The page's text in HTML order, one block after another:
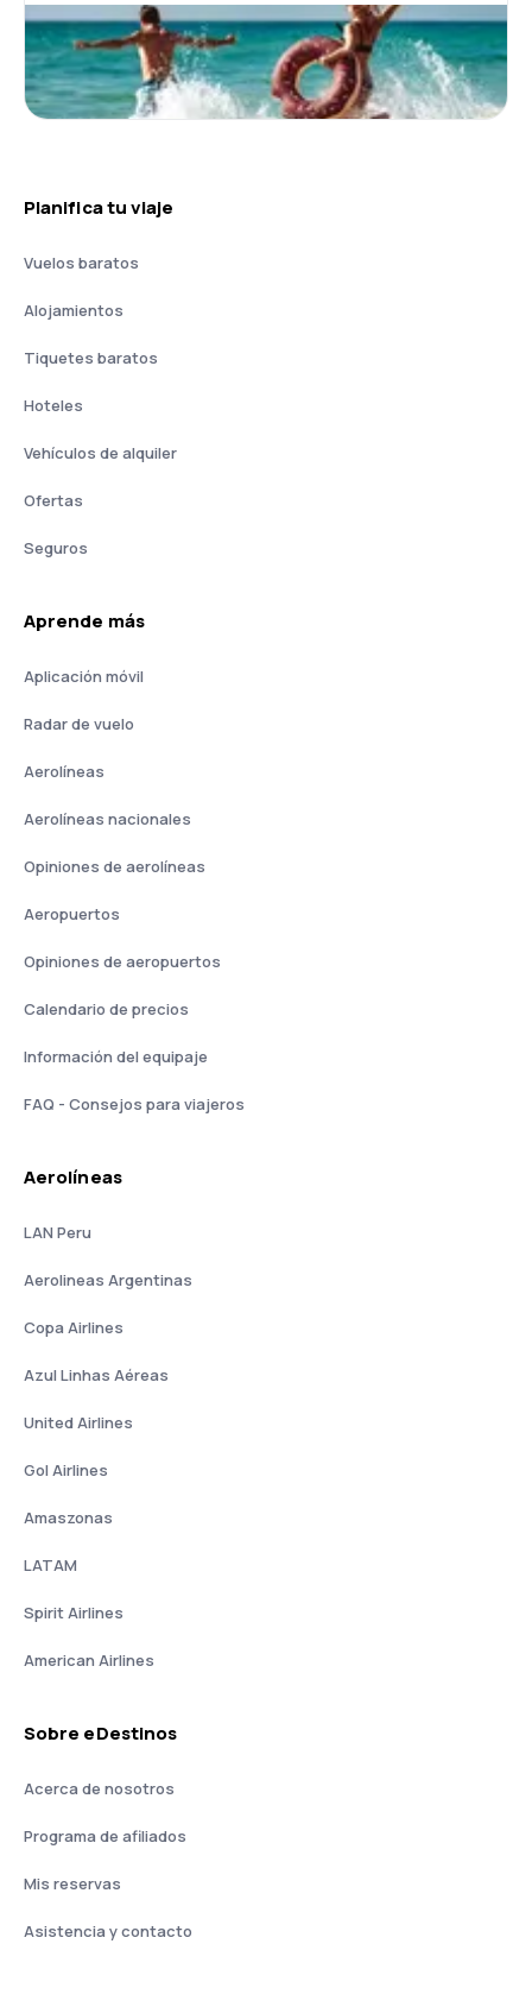
Planifica tu viaje
Vuelos baratos
Alojamientos
Tiquetes baratos
Hoteles
Vehículos de alquiler
Ofertas
Seguros
Aprende más
Aplicación móvil
Radar de vuelo
Aerolíneas
Aerolíneas nacionales
Opiniones de aerolíneas
Aeropuertos
Opiniones de aeropuertos
Calendario de precios
Información del equipaje
FAQ - Consejos para viajeros
Aerolíneas
LAN Peru
Aerolineas Argentinas
Copa Airlines
Azul Linhas Aéreas
United Airlines
Gol Airlines
Amaszonas
LATAM
Spirit Airlines
American Airlines
Sobre eDestinos
Acerca de nosotros
Programa de afiliados
Mis reservas
Asistencia y contacto